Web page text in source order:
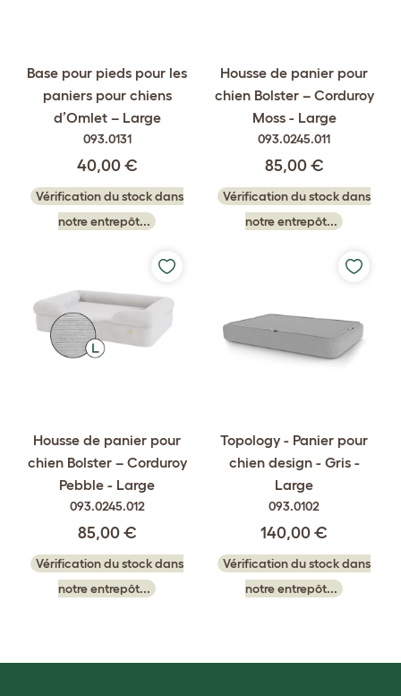
Base pour pieds pour les
paniers pour chiens
d’Omlet – Large
093.0131
40,00 €
Vérification du stock dans
notre entrepôt...
Housse de panier pour
chien Bolster – Corduroy
Moss - Large
093.0245.011
85,00 €
Vérification du stock dans
notre entrepôt...
Housse de panier pour
chien Bolster – Corduroy
Pebble - Large
093.0245.012
85,00 €
Vérification du stock dans
notre entrepôt...
Topology - Panier pour
chien design - Gris -
Large
093.0102
140,00 €
Vérification du stock dans
notre entrepôt...